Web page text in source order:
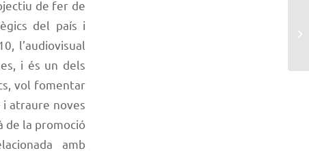
de fer de
del país i
l’audiovisual
i és un dels
vol fomentar
atraure noves
de la promoció
amb